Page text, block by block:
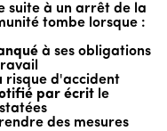
suite à un arrêt de la
tombe lorsque :
à ses obligations
risque d'accident
par écrit le
des mesures